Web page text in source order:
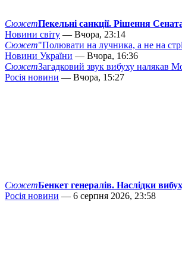
СюжетПекельні санкції. Рішення
Новини світу — Вчора, 23:14
Сюжет"Полювати на лучника, а не на
Новини України — Вчора, 16:36
СюжетЗагадковий звук вибуху налякав
Росія новини — Вчора, 15:27
СюжетБенкет генералів. Наслідки
Росія новини — 6 серпня 2026, 23:58